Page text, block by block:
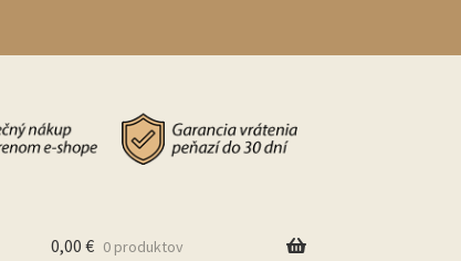
0,00 € 0 produktov